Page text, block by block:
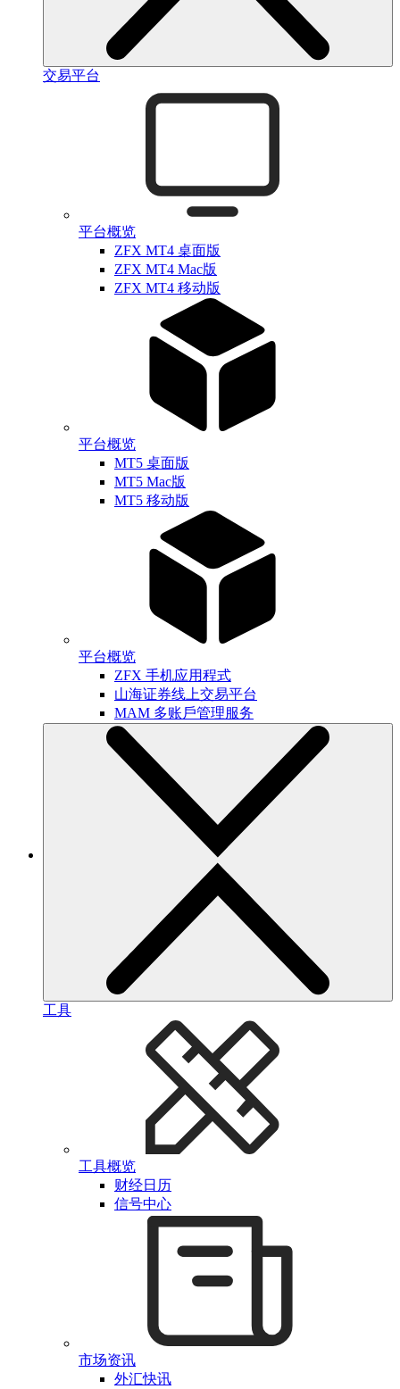
交易平台
平台概览
ZFX MT4 桌面版
ZFX MT4 Mac版
ZFX MT4 移动版
平台概览
MT5 桌面版
MT5 Mac版
MT5 移动版
平台概览
ZFX 手机应用程式
山海证券线上交易平台
MAM 多账戶管理服务
工具
工具概览
财经日历
信号中心
市场资讯
外汇快讯